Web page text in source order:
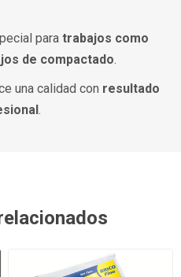
para trabajos como
de compactado.
una calidad con resultado
.